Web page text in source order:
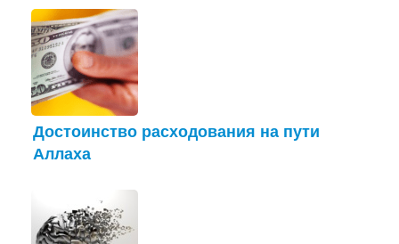
Достоинство расходования на пути
Аллаха